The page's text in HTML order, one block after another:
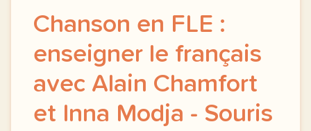
Chanson en FLE :
enseigner le français
avec Alain Chamfort
et Inna Modja - Souris